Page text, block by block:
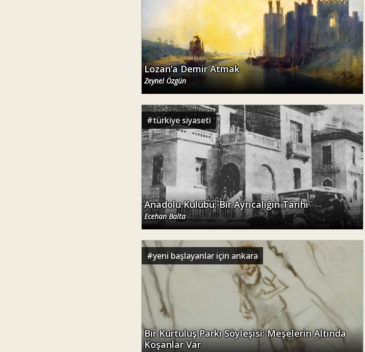
Lozan’a Demir Atmak
Zeynel Özgün
#türkiye siyaseti
Anadolu Kulübü: Bir Ayrıcalığın Tarihi
Ecehan Balta
#yeni başlayanlar için ankara
Bir Kurtuluş Parkı Söyleşisi: Meşelerin Altında
Koşanlar Var